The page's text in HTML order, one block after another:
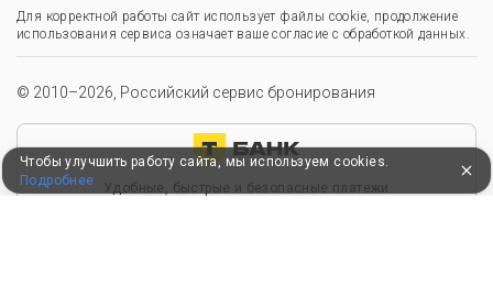
Для корректной работы сайт использует файлы cookie, продолжение
использования сервиса означает ваше согласие с обработкой данных.
© 2010–2026, Российский сервис бронирования
Удобные, быстрые и безопасные платежи
Чтобы улучшить работу сайта, мы используем cookies.
Подробнее